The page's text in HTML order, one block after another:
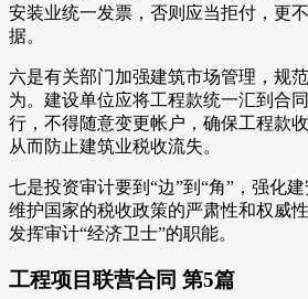
安装业统一发票，否则应当拒付，更
据。
六是有关部门加强建筑市场管理，规
为。建设单位应将工程款统一汇到合
行，不得随意变更帐户，确保工程款
从而防止建筑业税收流失。
七是投资审计要到“边”到“角”，强化
维护国家的税收政策的严肃性和权威
发挥审计“经济卫士”的职能。
工程项目联营合同 第5篇